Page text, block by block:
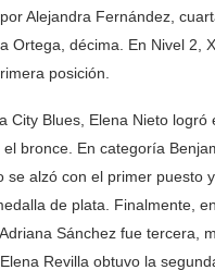
Alejandra Fernández,
Ortega, décima. En Nivel 2,
posición.
City Blues, Elena Nieto logró
bronce. En categoría
se alzó con el primer puesto
de plata. Finalmente,
Sánchez fue tercera,
Revilla obtuvo la